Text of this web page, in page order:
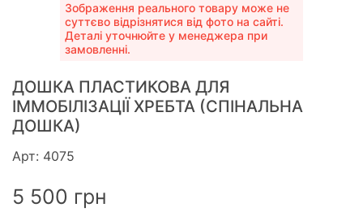
Зображення реального товару може не
суттєво відрізнятися від фото на сайті.
Деталі уточнюйте у менеджера при
замовленні.
ДОШКА ПЛАСТИКОВА ДЛЯ
ІММОБІЛІЗАЦІЇ ХРЕБТА (СПІНАЛЬНА
ДОШКА)
Арт: 4075
5 500 грн